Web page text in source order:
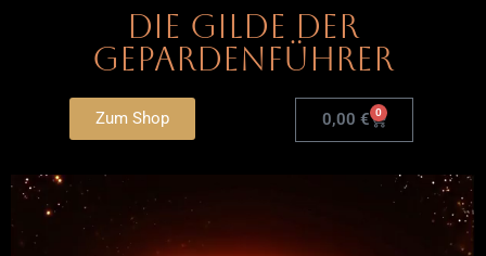
Die Gilde der
Gepardenführer
Zum Shop 0,00 € 0